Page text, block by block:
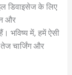
डिवाइसेज के लिए
और
भविष्य में, हमें ऐसी
चार्जिंग और